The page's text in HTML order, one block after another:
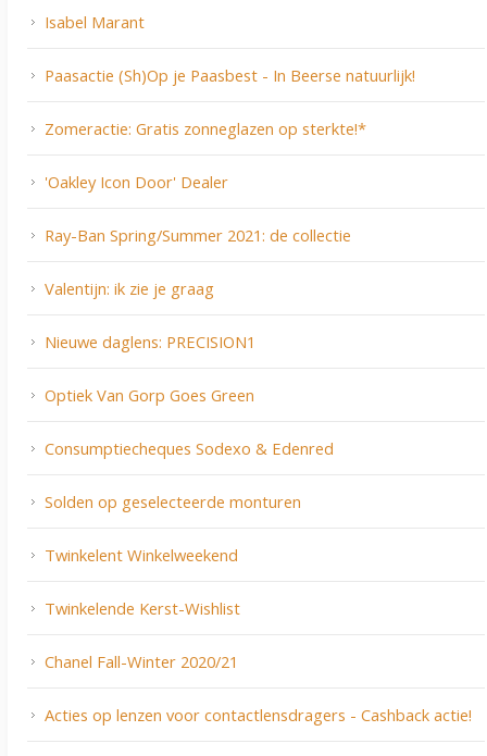
Isabel Marant
Paasactie (Sh)Op je Paasbest - In Beerse natuurlijk!
Zomeractie: Gratis zonneglazen op sterkte!*
'Oakley Icon Door' Dealer
Ray-Ban Spring/Summer 2021: de collectie
Valentijn: ik zie je graag
Nieuwe daglens: PRECISION1
Optiek Van Gorp Goes Green
Consumptiecheques Sodexo & Edenred
Solden op geselecteerde monturen
Twinkelent Winkelweekend
Twinkelende Kerst-Wishlist
Chanel Fall-Winter 2020/21
Acties op lenzen voor contactlensdragers - Cashback actie!